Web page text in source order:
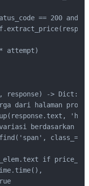
== 200 and
attempt)
response) -> Dict:
dari halaman
berdasarkan
if